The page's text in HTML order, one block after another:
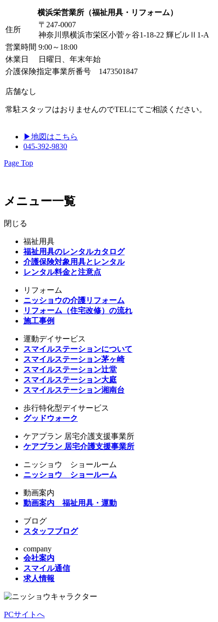
横浜栄営業所（福祉用具・リフォーム）
住所
〒247-0007
神奈川県横浜市栄区小菅ヶ谷1-18-22 輝ビルⅡ1-A
営業時間 9:00～18:00
休業日
日曜日、年末年始
介護保険指定事業所番号 1473501847
店舗なし
常駐スタッフはおりませんのでTELにてご相談ください。
▶地図はこちら
045-392-9830
Page Top
メニュー一覧
閉じる
福祉用具
福祉用具のレンタルカタログ
介護保険対象用具とレンタル
レンタル料金と注意点
リフォーム
ニッショウの介護リフォーム
リフォーム（住宅改修）の流れ
施工事例
運動デイサービス
スマイルステーションについて
スマイルステーション茅ヶ崎
スマイルステーション辻堂
スマイルステーション大庭
スマイルステーション湘南台
歩行特化型デイサービス
グッドウォーク
ケアプラン 居宅介護支援事業所
ケアプラン 居宅介護支援事業所
ニッショウ ショールーム
ニッショウ ショールーム
動画案内
動画案内 福祉用具・運動
ブログ
スタッフブログ
company
会社案内
スマイル通信
求人情報
PCサイトへ